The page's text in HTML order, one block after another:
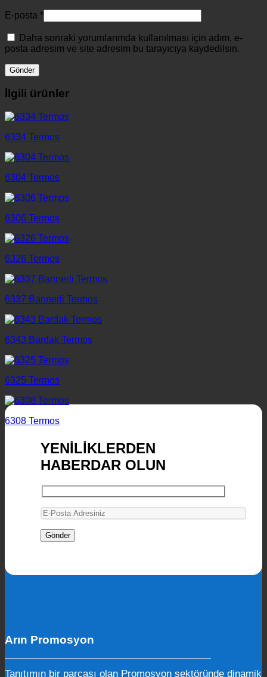
E-posta *
Daha sonraki yorumlarımda kullanılması için adım, e-
posta adresim ve site adresim bu tarayıcıya kaydedilsin.
İlgili ürünler
6334 Termos
6304 Termos
6306 Termos
6326 Termos
6337 Bannerli Termos
6343 Bardak Termos
6325 Termos
6308 Termos
YENİLİKLERDEN
HABERDAR OLUN
Arın Promosyon
Tanıtımın bir parçası olan Promosyon sektöründe dinamik